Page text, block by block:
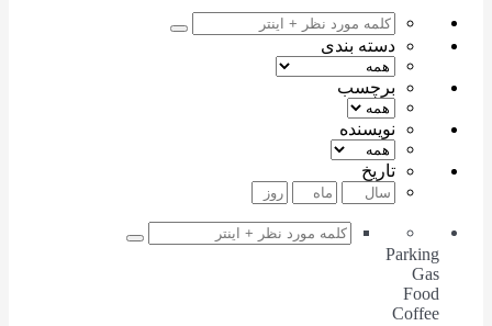
دسته بندی
برچسب
نویسنده
تاریخ
Parking
Coffee